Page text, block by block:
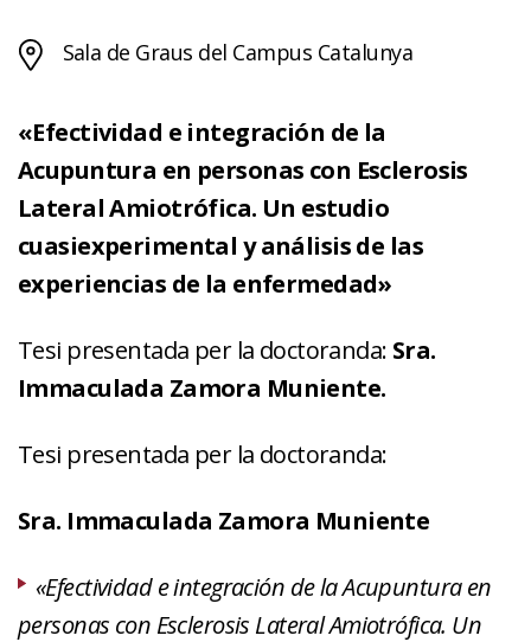
Sala de Graus del Campus Catalunya
«Efectividad e integración de la
Acupuntura en personas con Esclerosis
Lateral Amiotrófica. Un estudio
cuasiexperimental y análisis de las
experiencias de la enfermedad»
Tesi presentada per la doctoranda: Sra.
Immaculada Zamora Muniente.
Tesi presentada per la doctoranda:
Sra. Immaculada Zamora Muniente
«Efectividad e integración de la Acupuntura en
personas con Esclerosis Lateral Amiotrófica. Un